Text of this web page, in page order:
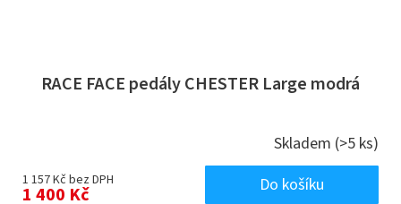
RACE FACE pedály CHESTER Large modrá
Skladem (>5 ks)
1 157 Kč bez DPH
1 400 Kč Do košíku